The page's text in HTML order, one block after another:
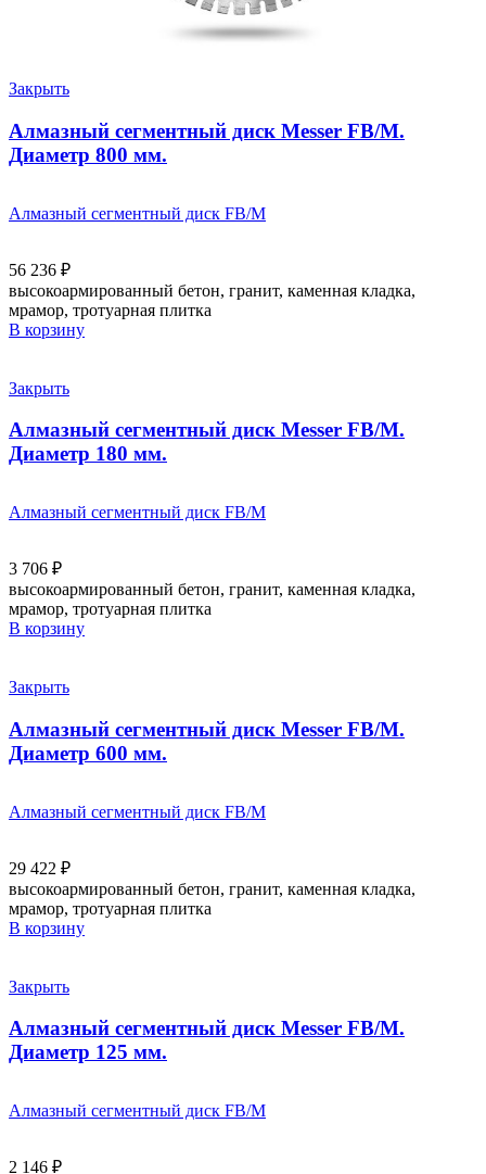
Закрыть
Алмазный сегментный диск Messer FB/M.
Диаметр 800 мм.
Алмазный сегментный диск FB/M
56 236 ₽
высокоармированный бетон, гранит, каменная кладка,
мрамор, тротуарная плитка
В корзину
Закрыть
Алмазный сегментный диск Messer FB/M.
Диаметр 180 мм.
Алмазный сегментный диск FB/M
3 706 ₽
высокоармированный бетон, гранит, каменная кладка,
мрамор, тротуарная плитка
В корзину
Закрыть
Алмазный сегментный диск Messer FB/M.
Диаметр 600 мм.
Алмазный сегментный диск FB/M
29 422 ₽
высокоармированный бетон, гранит, каменная кладка,
мрамор, тротуарная плитка
В корзину
Закрыть
Алмазный сегментный диск Messer FB/M.
Диаметр 125 мм.
Алмазный сегментный диск FB/M
2 146 ₽